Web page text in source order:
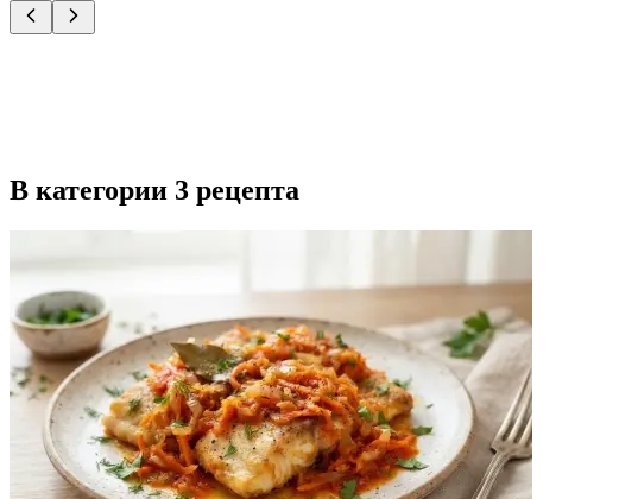
В категории 3 рецепта